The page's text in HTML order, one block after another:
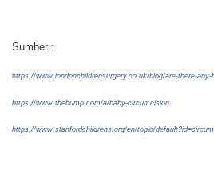
Sumber :
https://www.londonchildrensurgery.co.uk/blog/are-there-
https://www.thebump.com/a/baby-circumcision
https://www.stanfordchildrens.org/en/topic/